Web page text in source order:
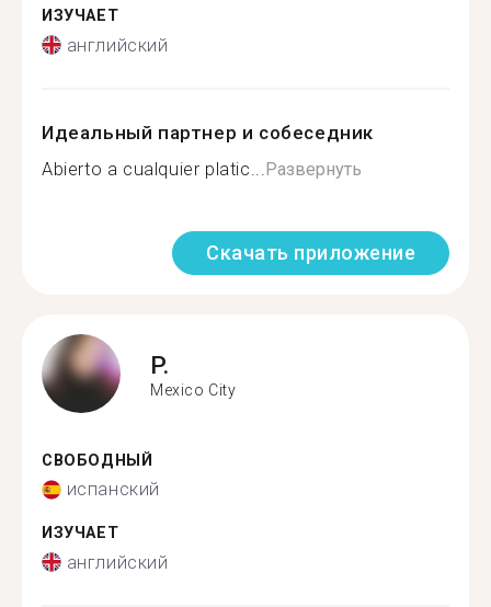
ИЗУЧАЕТ
английский
Идеальный партнер и собеседник
Abierto a cualquier platic... Развернуть
Скачать приложение
P.
Mexico City
СВОБОДНЫЙ
испанский
ИЗУЧАЕТ
английский